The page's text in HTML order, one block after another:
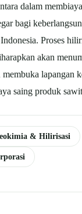
dalam
bagi
Proses
akan
lapangan
saing produk
& Hilirisasi